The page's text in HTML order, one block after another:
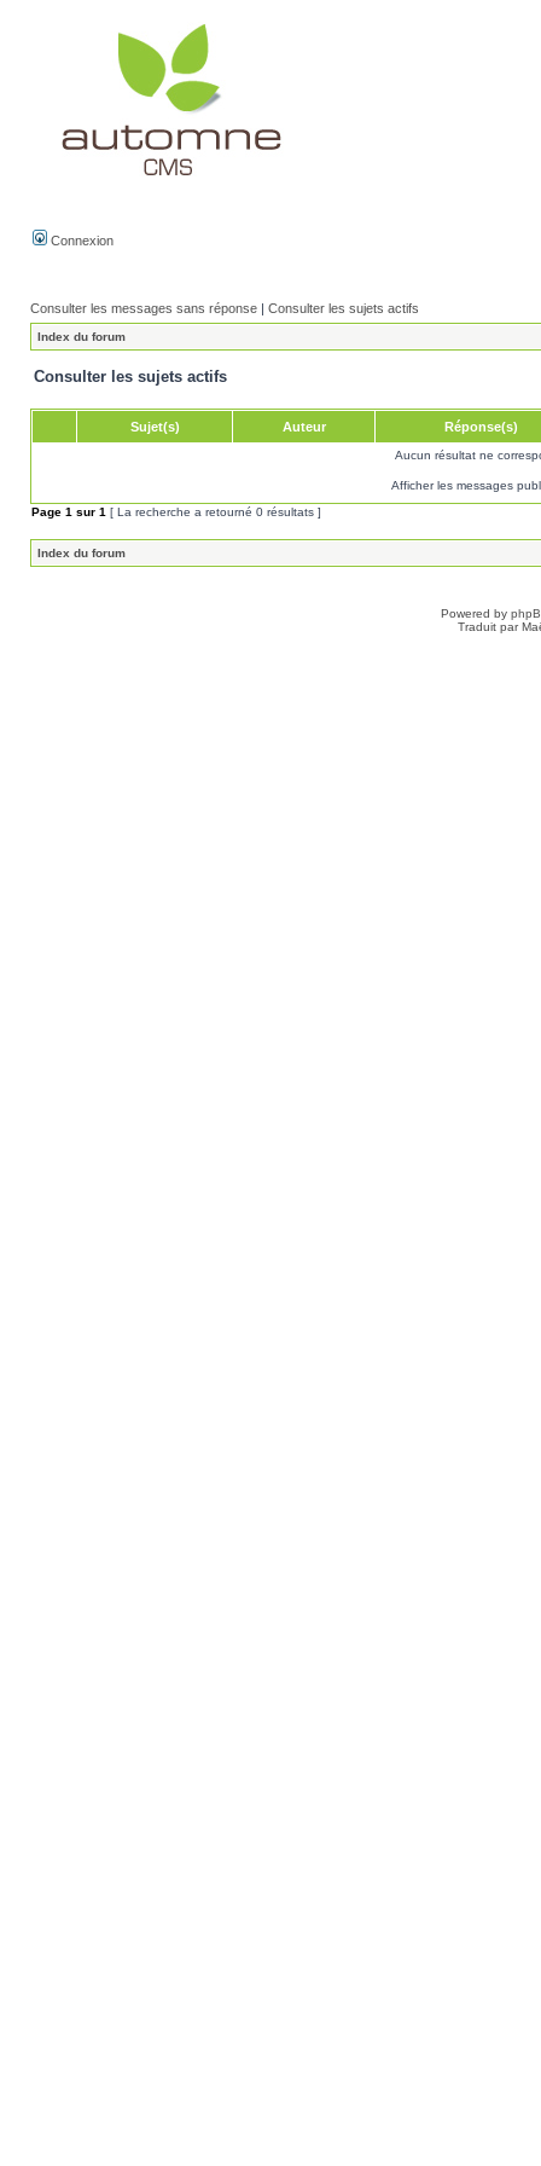
Connexion
Consulter les messages sans réponse | Consulter les sujets actifs
Index du forum
Consulter les sujets actifs
Sujet(s) Auteur Réponse(s)
Aucun résultat ne
Afficher les messages
Page 1 sur 1 [ La recherche a retourné 0 résultats ]
Index du forum
Powered by
Traduit par